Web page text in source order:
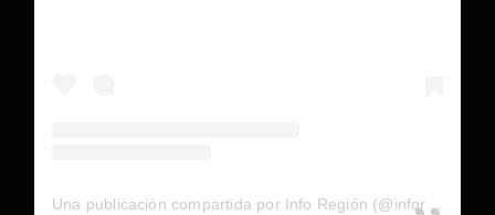
Una publicación compartida por Info Región (@inforegion_redes)